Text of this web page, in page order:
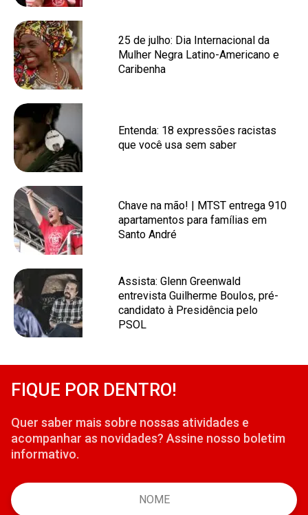
25 de julho: Dia Internacional da
Mulher Negra Latino-Americano e
Caribenha
Entenda: 18 expressões racistas
que você usa sem saber
Chave na mão! | MTST entrega 910
apartamentos para famílias em
Santo André
Assista: Glenn Greenwald
entrevista Guilherme Boulos, pré-
candidato à Presidência pelo
PSOL
FIQUE POR DENTRO!
Quer saber mais sobre nossas atividades e
acompanhar as novidades? Assine nosso boletim
informativo.